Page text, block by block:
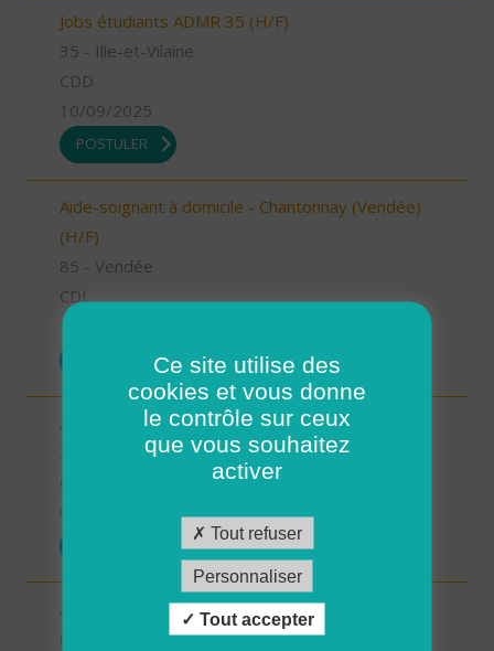
Jobs étudiants ADMR 35 (H/F)
35 - Ille-et-Vilaine
CDD
10/09/2025
POSTULER
Aide-soignant à domicile - Chantonnay (Vendée)
(H/F)
85 - Vendée
CDI
10/09/2025
Aide à domicile - secteur Beaumarchès (H/F)
Auxiliaire de vie sociale - secteur L'Isle Jourdain
(H/F)
Ce site utilise des
cookies et vous donne
le contrôle sur ceux
que vous souhaitez
activer
Tout refuser
Personnaliser
Tout accepter